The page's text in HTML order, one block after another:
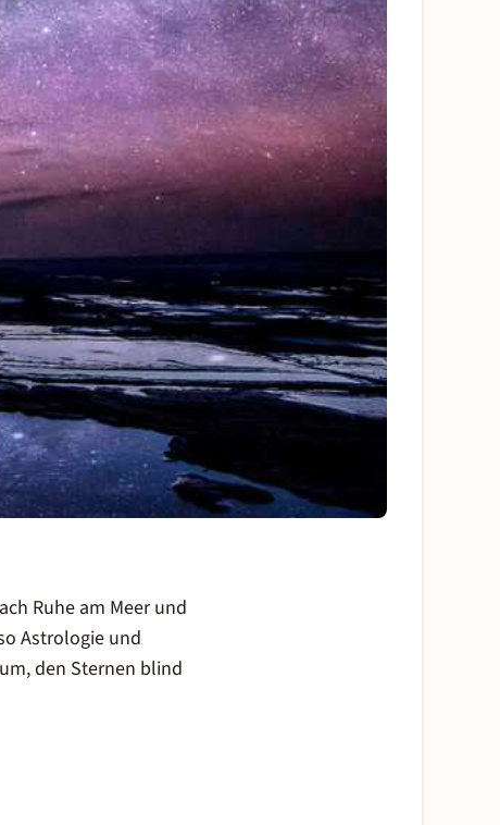
Ruhe am Meer und
Astrologie und
den Sternen blind